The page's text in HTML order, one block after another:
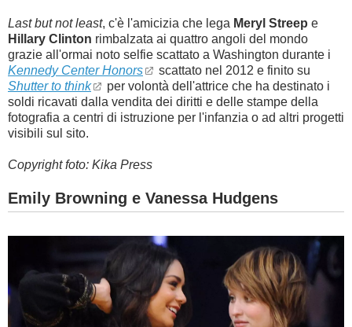
Last but not least, c'è l'amicizia che lega Meryl Streep e
Hillary Clinton rimbalzata ai quattro angoli del mondo
grazie all'ormai noto selfie scattato a Washington durante i
Kennedy Center Honors
scattato nel 2012 e finito su
Shutter to think
per volontà dell'attrice che ha destinato i
soldi ricavati dalla vendita dei diritti e delle stampe della
fotografia a centri di istruzione per l'infanzia o ad altri progetti
visibili sul sito.
Copyright foto: Kika Press
Emily Browning e Vanessa Hudgens